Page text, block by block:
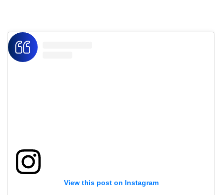
View this post on Instagram